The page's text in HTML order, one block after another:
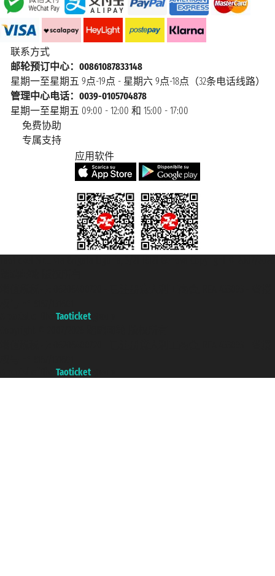
联系方式
邮轮预订中心：00861087833148
星期一至星期五 9点-19点 - 星期六 9点-18点（32条电话线路）
管理中心电话：0039-0105704878
星期一至星期五 09:00 - 12:00 和 15:00 - 17:00
免费协助
专属支持
应用软件
Taoticket
Taoticket